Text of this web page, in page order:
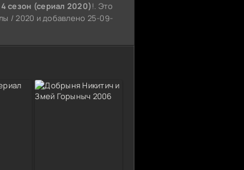
сезон (сериал 2020)!. Это
/ 2020 и добавлено 25-09-